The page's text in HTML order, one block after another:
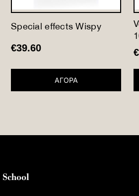
Special effects Wispy
€39.60
ΑΓΟΡΑ
€
School